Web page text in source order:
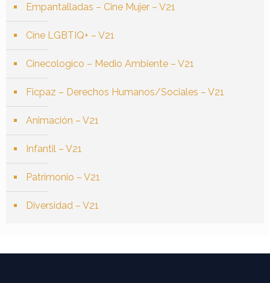
Empantalladas – Cine Mujer – V21
Cine LGBTIQ+ – V21
Cinecologico – Medio Ambiente – V21
Ficpaz – Derechos Humanos/Sociales – V21
Animación – V21
Infantil – V21
Patrimonio – V21
Diversidad – V21